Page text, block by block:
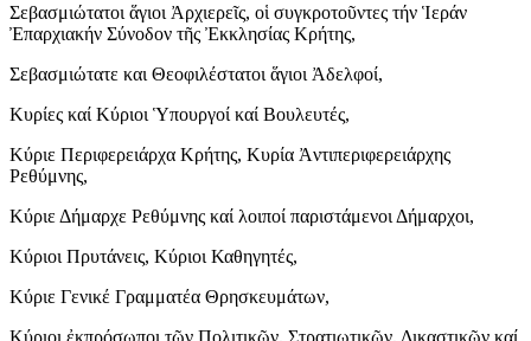
Σεβασμιώτατοι ἅγιοι Ἀρχιερεῖς, οἱ συγκροτοῦντες τήν Ἱεράν
Ἐπαρχιακήν Σύνοδον τῆς Ἐκκλησίας Κρήτης,
Σεβασμιώτατε και Θεοφιλέστατοι ἅγιοι Ἀδελφοί,
Κυρίες καί Κύριοι Ὑπουργοί καί Βουλευτές,
Κύριε Περιφερειάρχα Κρήτης, Kυρία Ἀντιπεριφερειάρχης
Ρεθύμνης,
Κύριε Δήμαρχε Ρεθύμνης καί λοιποί παριστάμενοι Δήμαρχοι,
Κύριοι Πρυτάνεις, Κύριοι Καθηγητές,
Κύριε Γενικέ Γραμματέα Θρησκευμάτων,
Κύριοι ἐκπρόσωποι τῶν Πολιτικῶν, Στρατιωτικῶν, Δικαστικῶν καί